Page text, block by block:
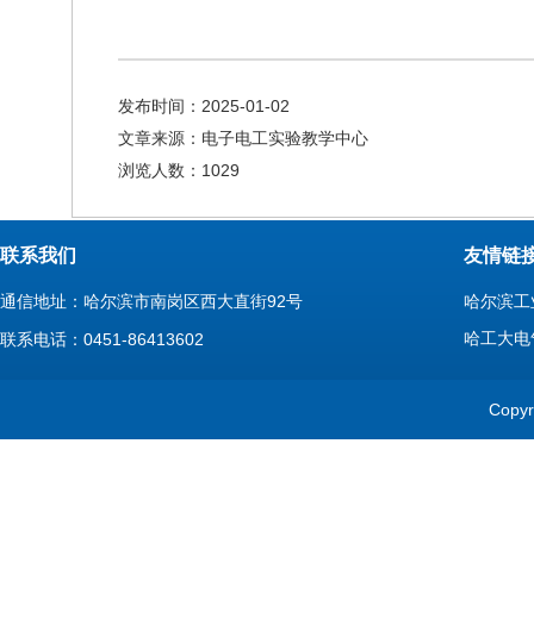
发布时间：2025-01-02
文章来源：电子电工实验教学中心
浏览人数： 1029
联系我们
通信地址：哈尔滨市南岗区西大直街92号
联系电话：0451-86413602
友情链
哈尔滨
哈工大